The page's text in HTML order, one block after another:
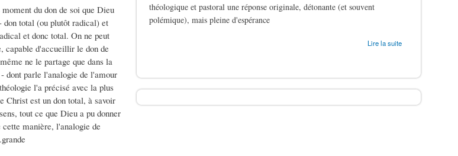
du don de soi que Dieu
total (ou plutôt radical) et
et donc total. On ne peut
capable d'accueillir le don de
ne le partage que dans la
dont parle l'analogie de l'amour
l'a précisé avec la plus
Christ est un don total, à savoir
tout ce que Dieu a pu donner
manière, l'analogie de
théologique et pastoral une réponse originale, détonante (et souvent
polémique), mais pleine d'espérance
Lire la suite